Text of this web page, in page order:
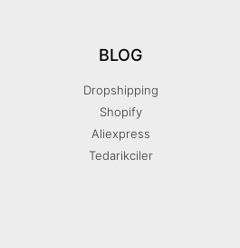
BLOG
Dropshipping
Shopify
Aliexpress
Tedarikciler